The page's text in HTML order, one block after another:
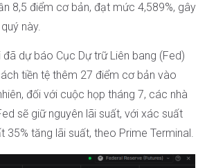
8,5 điểm cơ bản, đạt mức 4,589%, gây
này.
dự báo Cục Dự trữ Liên bang (Fed)
tiền tệ thêm 27 điểm cơ bản vào
đối với cuộc họp tháng 7, các nhà
sẽ giữ nguyên lãi suất, với xác suất
35% tăng lãi suất, theo Prime Terminal.